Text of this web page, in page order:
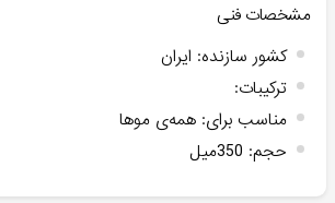
مشخصات فنی
کشور سازنده: ایران
ترکیبات:
مناسب برای: همه‌ی موها
حجم: 350میل